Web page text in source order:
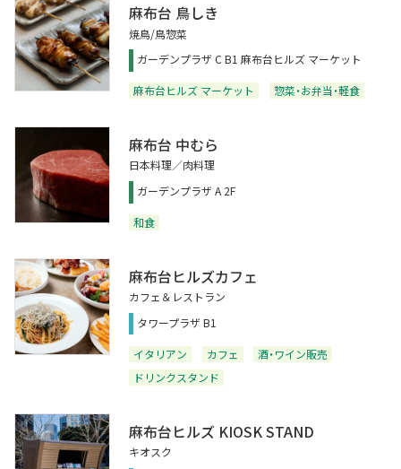
麻布台 鳥しき
焼鳥/鳥惣菜
ガーデンプラザ C B1 麻布台ヒルズ マーケット
麻布台ヒルズ マーケット 惣菜・お弁当・軽食
麻布台 中むら
日本料理／肉料理
ガーデンプラザ A 2F
和食
麻布台ヒルズカフェ
カフェ＆レストラン
タワープラザ B1
イタリアン カフェ
酒・ワイン販売
ドリンクスタンド
麻布台ヒルズ KIOSK STAND
キオスク